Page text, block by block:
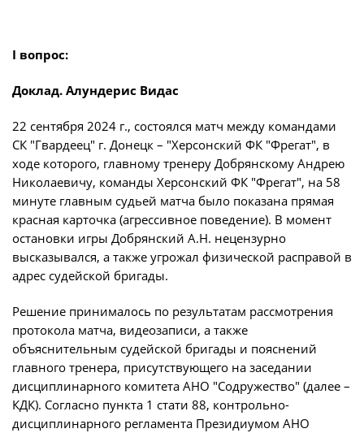
Команды
Игроки
Дисквалификации
О турнире
футболу "Содружество" среди юношей
2011-2012 годов рождения (U-15)
Календарь и результаты матчей
Турнирная таблица
Статистика
I вопрос:
Доклад. Алундерис Видас
22 сентября 2024 г., состоялся матч между командами
СК "Гвардеец" г. Донецк – "Херсонский ФК "Фрегат", в
ходе которого, главному тренеру Добрянскому Андрею
Николаевичу, команды Херсонский ФК "Фрегат", на 58
минуте главным судьей матча было показана прямая
красная карточка (агрессивное поведение). В момент
остановки игры Добрянский А.Н. нецензурно
высказывался, а также угрожал физической расправой в
адрес судейской бригады.
Решение принималось по результатам рассмотрения
протокола матча, видеозаписи, а также
объяснительным судейской бригады и пояснений
главного тренера, присутствующего на заседании
дисциплинарного комитета АНО "Содружество" (далее –
КДК). Согласно пункта 1 стати 88, контрольно-
дисциплинарного регламента Президиумом АНО